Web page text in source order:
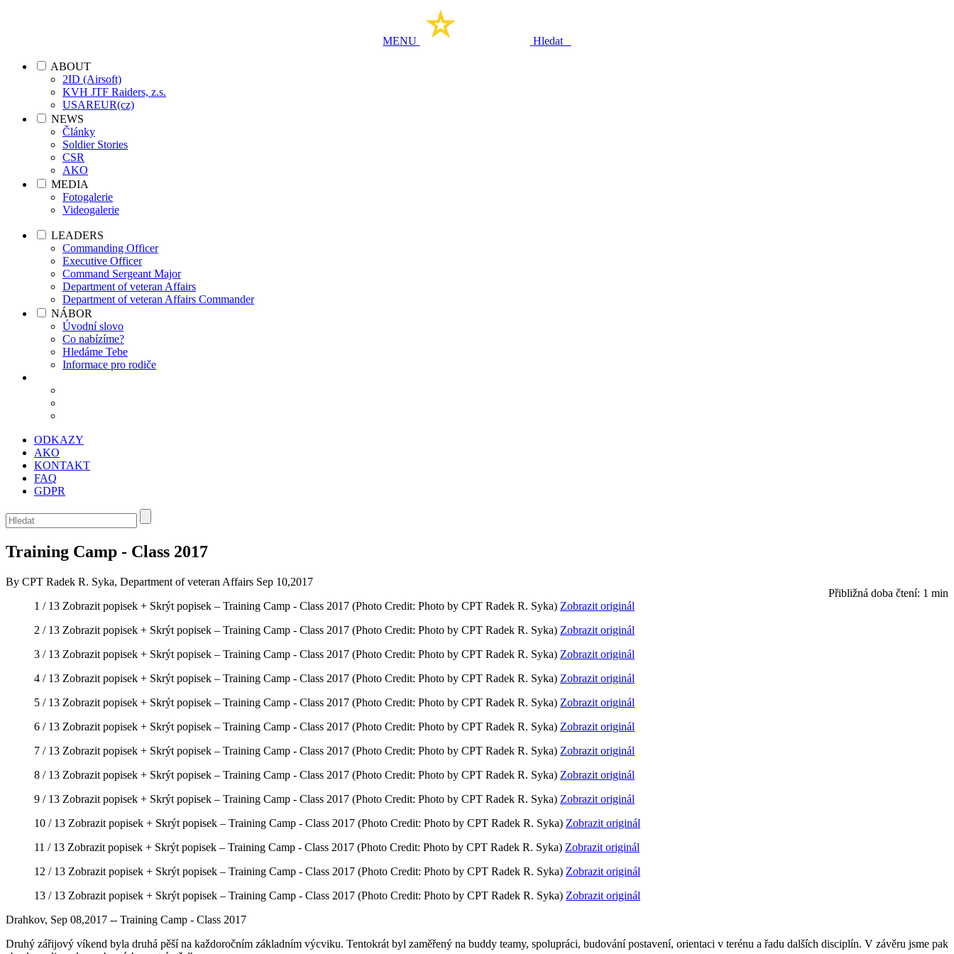
MENU Hledat
ABOUT
2ID (Airsoft)
KVH JTF Raiders, z.s.
USAREUR(cz)
NEWS
Články
Soldier Stories
CSR
AKO
MEDIA
Fotogalerie
Videogalerie
LEADERS
Commanding Officer
Executive Officer
Command Sergeant Major
Department of veteran Affairs
Department of veteran Affairs Commander
NÁBOR
Úvodní slovo
Co nabízíme?
Hledáme Tebe
Informace pro rodiče
ODKAZY
AKO
KONTAKT
FAQ
GDPR
Training Camp - Class 2017
Přibližná doba čtení: 1 min
By CPT Radek R. Syka, Department of veteran Affairs Sep 10,2017
1 / 13 Zobrazit popisek + Skrýt popisek – Training Camp - Class 2017 (Photo Credit: Photo by CPT Radek R. Syka) Zobrazit originál
2 / 13 Zobrazit popisek + Skrýt popisek – Training Camp - Class 2017 (Photo Credit: Photo by CPT Radek R. Syka) Zobrazit originál
3 / 13 Zobrazit popisek + Skrýt popisek – Training Camp - Class 2017 (Photo Credit: Photo by CPT Radek R. Syka) Zobrazit originál
4 / 13 Zobrazit popisek + Skrýt popisek – Training Camp - Class 2017 (Photo Credit: Photo by CPT Radek R. Syka) Zobrazit originál
5 / 13 Zobrazit popisek + Skrýt popisek – Training Camp - Class 2017 (Photo Credit: Photo by CPT Radek R. Syka) Zobrazit originál
6 / 13 Zobrazit popisek + Skrýt popisek – Training Camp - Class 2017 (Photo Credit: Photo by CPT Radek R. Syka) Zobrazit originál
7 / 13 Zobrazit popisek + Skrýt popisek – Training Camp - Class 2017 (Photo Credit: Photo by CPT Radek R. Syka) Zobrazit originál
8 / 13 Zobrazit popisek + Skrýt popisek – Training Camp - Class 2017 (Photo Credit: Photo by CPT Radek R. Syka) Zobrazit originál
9 / 13 Zobrazit popisek + Skrýt popisek – Training Camp - Class 2017 (Photo Credit: Photo by CPT Radek R. Syka) Zobrazit originál
10 / 13 Zobrazit popisek + Skrýt popisek – Training Camp - Class 2017 (Photo Credit: Photo by CPT Radek R. Syka) Zobrazit originál
11 / 13 Zobrazit popisek + Skrýt popisek – Training Camp - Class 2017 (Photo Credit: Photo by CPT Radek R. Syka) Zobrazit originál
12 / 13 Zobrazit popisek + Skrýt popisek – Training Camp - Class 2017 (Photo Credit: Photo by CPT Radek R. Syka) Zobrazit originál
13 / 13 Zobrazit popisek + Skrýt popisek – Training Camp - Class 2017 (Photo Credit: Photo by CPT Radek R. Syka) Zobrazit originál
Drahkov, Sep 08,2017 -- Training Camp - Class 2017
Druhý zářijový víkend byla druhá pěší na každoročním základním výcviku. Tentokrát byl zaměřený na buddy teamy, spolupráci, budování postavení, orientaci v terénu a řadu dalších disciplín. V závěru jsme pak